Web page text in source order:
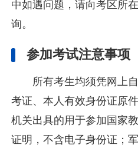
中如遇问题，请向考区所
询。
参加考试注意事项
所有考生均须凭网上
考证、本人有效身份证原
机关出具的用于参加国家
证明，不含电子身份证；